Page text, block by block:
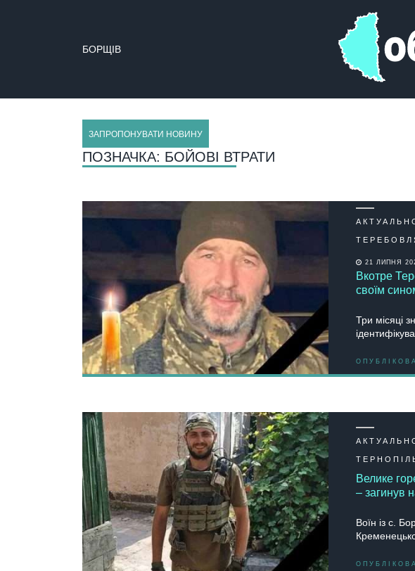
ЗАПРОПОНУВАТИ НОВИНУ
ПОЗНАЧКА: БОЙОВІ ВТРАТИ
21 ЛИПНЯ
Вкотре
своїм
Три місяці
Велике
– загинув
Воїн із с.